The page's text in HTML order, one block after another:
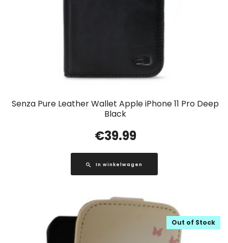
Senza Pure Leather Wallet Apple iPhone 11 Pro Deep
Black
€39.99
In winkelwagen
Out of Stock